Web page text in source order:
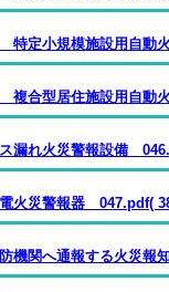
特定小規模施設用自動
複合型居住施設用自動
漏れ火災警報設備
火災警報器 047.pdf(
機関へ通報する火災報